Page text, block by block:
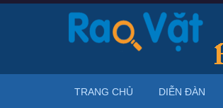
TRANG CHỦ DIỄN ĐÀN